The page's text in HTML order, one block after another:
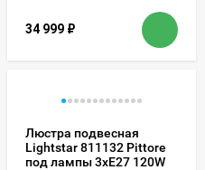
34 999 ₽
Люстра подвесная
Lightstar 811132 Pittore
под лампы 3xE27 120W